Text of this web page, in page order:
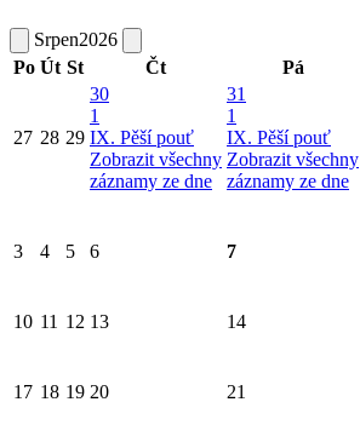
Srpen2026
Po Út St Čt Pá
27 28 29
30
1
IX. Pěší pouť
Zobrazit všechny
záznamy ze dne
31
1
IX. Pěší pouť
Zobrazit všechny
záznamy ze dne
3 4 5 6 7
10 11 12 13 14
17 18 19 20 21